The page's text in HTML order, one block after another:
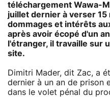
téléchargement Wawa-
juillet dernier à verser 15
dommages et intérêts
après avoir écopé d'un
l'étranger, il travaille sur
site.
Dimitri Mader, dit Zac, a
dernier à un an de prison
dans le volet pénal du